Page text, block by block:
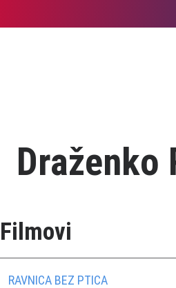
Draženko
Filmovi
RAVNICA BEZ PTICA